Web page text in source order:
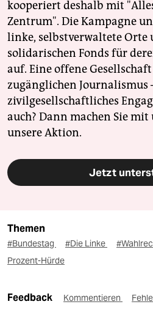
kooperiert deshalb mit
Zentrum". Die Kampagne
linke, selbstverwaltete Orte
solidarischen Fonds für
auf. Eine offene
zugänglichen Journalismus
zivilgesellschaftliches
auch? Dann machen Sie
unsere Aktion.
Jetzt
Themen
#Bundestag #Die Linke
Prozent-Hürde
Feedback Kommentieren